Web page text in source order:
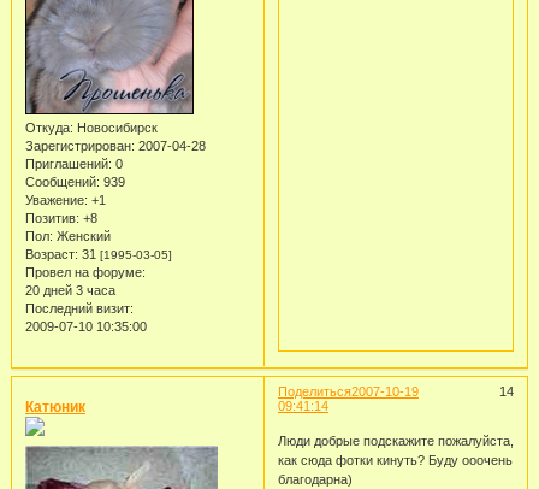
Откуда: Новосибирск
Зарегистрирован: 2007-04-28
Приглашений: 0
Сообщений: 939
Уважение: +1
Позитив: +8
Пол: Женский
Возраст: 31 [1995-03-05]
Провел на форуме:
20 дней 3 часа
Последний визит:
2009-07-10 10:35:00
Поделиться 14
2007-10-19
09:41:14
Катюник
Люди добрые подскажите пожалуйста,
как сюда фотки кинуть? Буду ооочень
благодарна)